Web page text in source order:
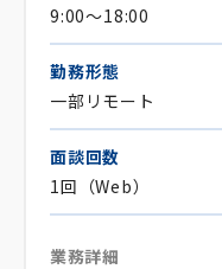
9:00～18:00
勤務形態
一部リモート
面談回数
1回（Web）
業務詳細